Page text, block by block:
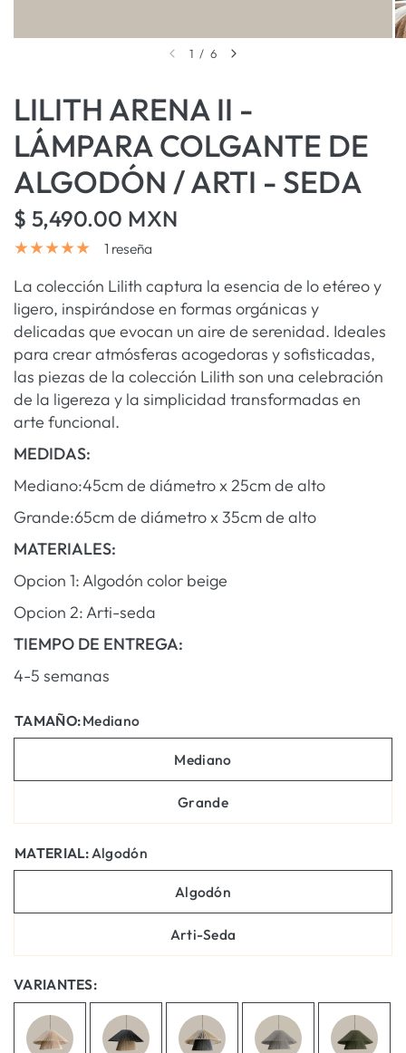
1 / 6
LILITH ARENA II -
LÁMPARA COLGANTE DE
ALGODÓN / ARTI - SEDA
$ 5,490.00 MXN
1 reseña
La colección Lilith captura la esencia de lo etéreo y
ligero, inspirándose en formas orgánicas y
delicadas que evocan un aire de serenidad. Ideales
para crear atmósferas acogedoras y sofisticadas,
las piezas de la colección Lilith son una celebración
de la ligereza y la simplicidad transformadas en
arte funcional.
MEDIDAS:
Mediano:45cm de diámetro x 25cm de alto
Grande:65cm de diámetro x 35cm de alto
MATERIALES:
Opcion 1: Algodón color beige
Opcion 2: Arti-seda
TIEMPO DE ENTREGA:
4-5 semanas
TAMAÑO:Mediano
Mediano
Grande
MATERIAL:Algodón
Algodón
Arti-Seda
VARIANTES: